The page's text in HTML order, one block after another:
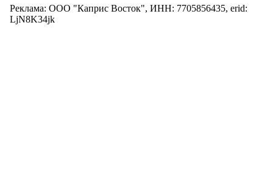
Реклама: ООО "Каприс Восток", ИНН: 7705856435, erid:
LjN8K34jk